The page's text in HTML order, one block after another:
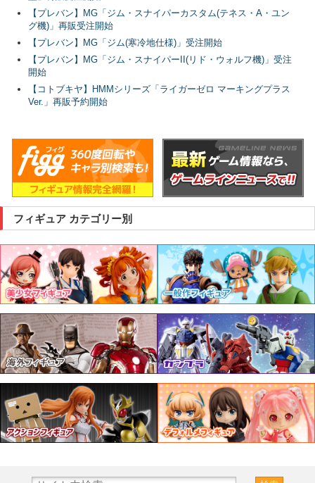
【プレバン】MG「ジム・スナイパーカスタム(テネス・A・ユン
グ機)」再販受注開始
【プレバン】MG「ジム(寒冷地仕様)」受注開始
【プレバン】MG「ジム・スナイパーII(リド・ウォルフ機)」受注
開始
【コトブキヤ】HMMシリーズ「ライガーゼロ マーキングプラス
Ver.」再販予約開始
フィギュア カテゴリー別